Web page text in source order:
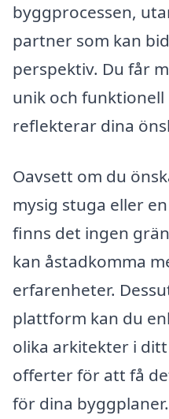
byggprocessen,
partner som kan
perspektiv. Du får
unik och
reflekterar dina
Oavsett om du
mysig stuga eller
finns det ingen
kan åstadkomma
erfarenheter.
plattform kan du
olika arkitekter i
offerter för att få
för dina